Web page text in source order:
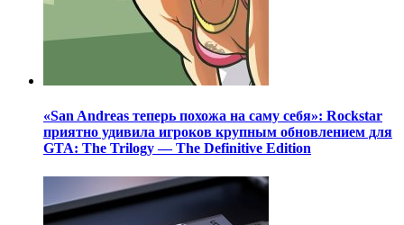
«San Andreas теперь похожа на саму себя»: Rockstar
приятно удивила игроков крупным обновлением для
GTA: The Trilogy — The Definitive Edition